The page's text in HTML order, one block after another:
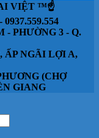
VIỆT ™☝️
- PHƯỜNG 3 - Q.
ẤP NGÃI LỢI A,
(CHỢ
GIANG